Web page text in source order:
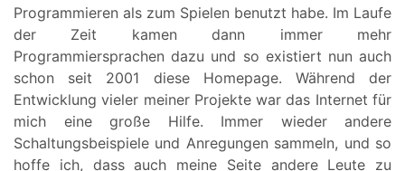
Programmieren als zum Spielen benutzt habe. Im Laufe
der Zeit kamen dann immer mehr
Programmiersprachen dazu und so existiert nun auch
schon seit 2001 diese Homepage. Während der
Entwicklung vieler meiner Projekte war das Internet für
mich eine große Hilfe. Immer wieder andere
Schaltungsbeispiele und Anregungen sammeln, und so
hoffe ich, dass auch meine Seite andere Leute zu